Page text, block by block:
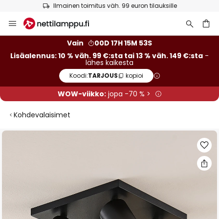
Ilmainen toimitus väh. 99 euron tilauksille
to
Vain
00D 17H 15M 52S
Lisäalennus: 10 % väh. 99 €:sta tai 13 % väh. 149 €:sta -
lähes kaikesta
Koodi:TARJOUS kopioi
WOW-viikko:jopa -70 % >
Kohdevalaisimet
Skip
images